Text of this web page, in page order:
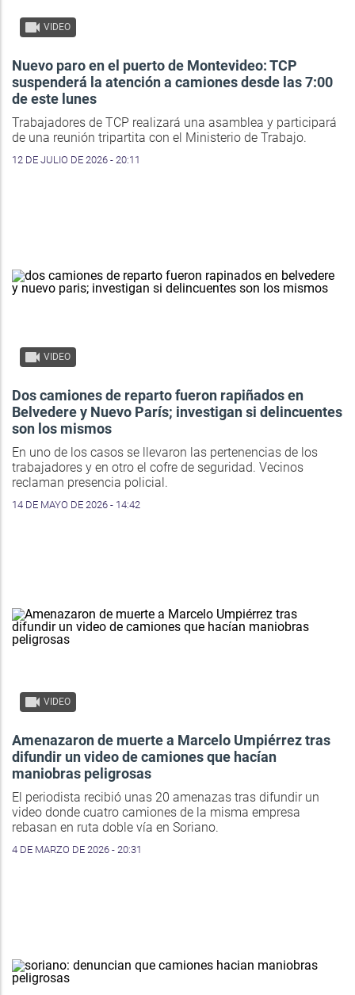
VIDEO
Nuevo paro en el puerto de Montevideo: TCP
suspenderá la atención a camiones desde las 7:00
de este lunes
Trabajadores de TCP realizará una asamblea y participará
de una reunión tripartita con el Ministerio de Trabajo.
12 DE JULIO DE 2026 - 20:11
VIDEO
Dos camiones de reparto fueron rapiñados en
Belvedere y Nuevo París; investigan si delincuentes
son los mismos
En uno de los casos se llevaron las pertenencias de los
trabajadores y en otro el cofre de seguridad. Vecinos
reclaman presencia policial.
14 DE MAYO DE 2026 - 14:42
VIDEO
Amenazaron de muerte a Marcelo Umpiérrez tras
difundir un video de camiones que hacían
maniobras peligrosas
El periodista recibió unas 20 amenazas tras difundir un
video donde cuatro camiones de la misma empresa
rebasan en ruta doble vía en Soriano.
4 DE MARZO DE 2026 - 20:31